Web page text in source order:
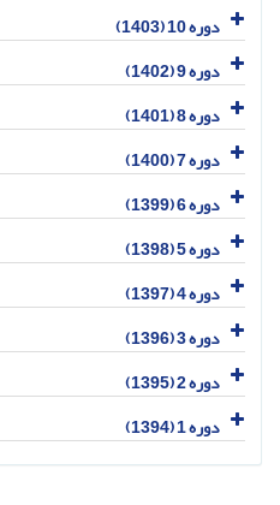
دوره 10 (1403)
دوره 9 (1402)
دوره 8 (1401)
دوره 7 (1400)
دوره 6 (1399)
دوره 5 (1398)
دوره 4 (1397)
دوره 3 (1396)
دوره 2 (1395)
دوره 1 (1394)